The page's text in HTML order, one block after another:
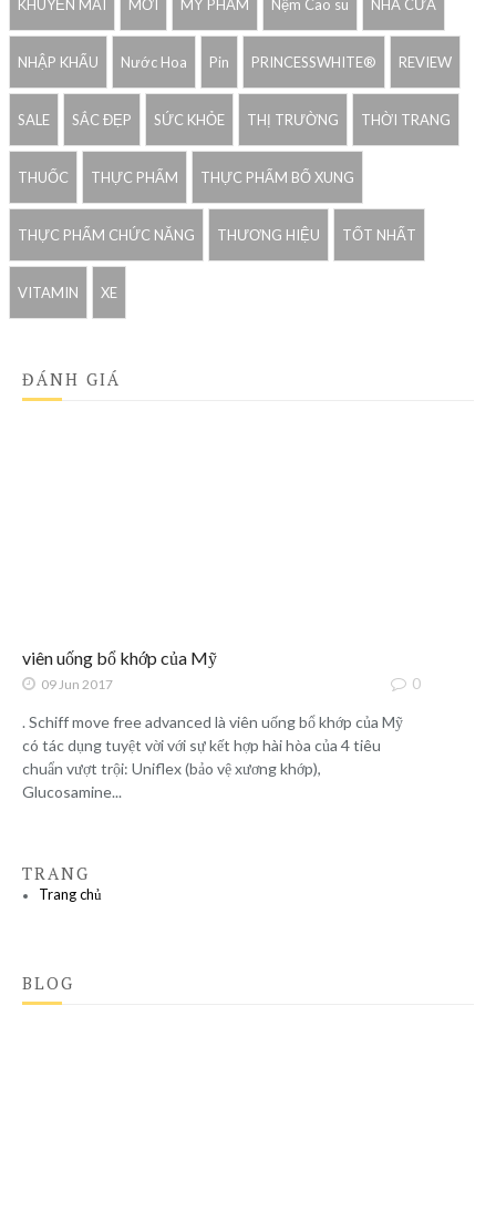
KHUYẾN MẢI MỚI MỸ PHẨM Nệm Cao su NHÀ CỬA
NHẬP KHẨU Nước Hoa Pin PRINCESSWHITE® REVIEW
SALE SẮC ĐẸP SỨC KHỎE THỊ TRƯỜNG THỜI TRANG
THUỐC THỰC PHẨM THỰC PHẨM BỔ XUNG
THỰC PHẨM CHỨC NĂNG THƯƠNG HIỆU TỐT NHẤT
VITAMIN XE
ĐÁNH GIÁ
viên uống bổ khớp của Mỹ
09 Jun 2017 0
. Schiff move free advanced là viên uống bổ khớp của Mỹ
có tác dụng tuyệt vời với sự kết hợp hài hòa của 4 tiêu
chuẩn vượt trội: Uniflex (bảo vệ xương khớp),
Glucosamine...
TRANG
Trang chủ
BLOG